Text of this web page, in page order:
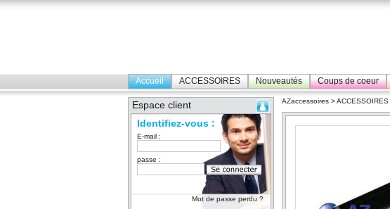
Accueil ACCESSOIRES Nouveautés Coups de coeur
Espace client
Identifiez-vous :
E-mail :
passe :
Mot de passe perdu ?
AZaccessoires >ACCESSOIRES